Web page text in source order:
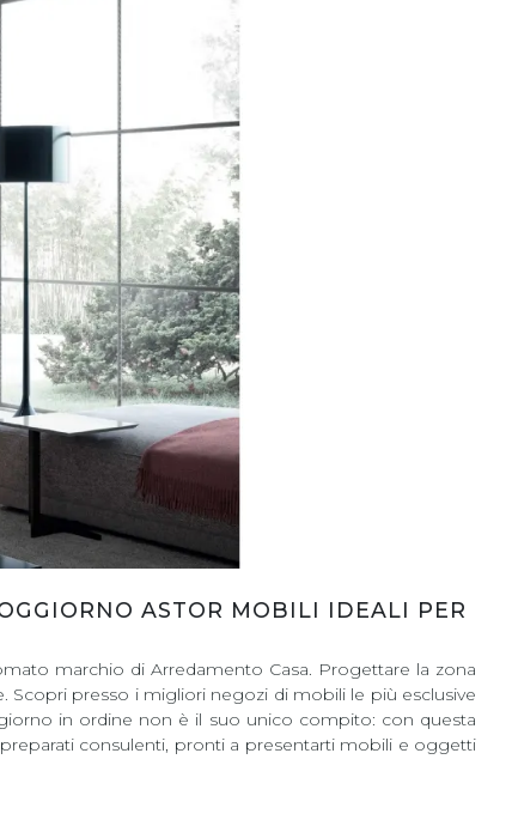
ASTOR MOBILI IDEALI PER
marchio di Arredamento Casa. Progettare la zona
presso i migliori negozi di mobili le più esclusive
in ordine non è il suo unico compito: con questa
consulenti, pronti a presentarti mobili e oggetti